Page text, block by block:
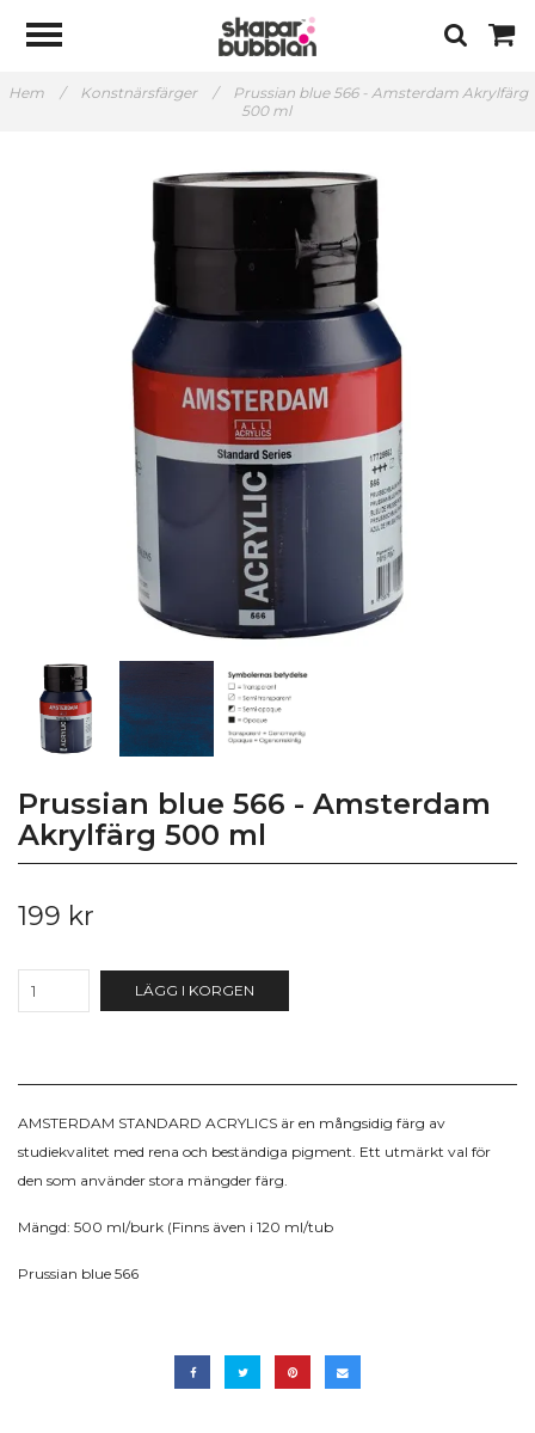
Hem / Konstnärsfärger /
Prussian blue 566 - Amsterdam Akrylfärg
500 ml
Prussian blue 566 - Amsterdam
Akrylfärg 500 ml
199 kr
LÄGG I KORGEN
AMSTERDAM STANDARD ACRYLICS är en mångsidig färg av
studiekvalitet med rena och beständiga pigment. Ett utmärkt val för
den som använder stora mängder färg.
Mängd: 500 ml/burk (Finns även i 120 ml/tub
Prussian blue 566